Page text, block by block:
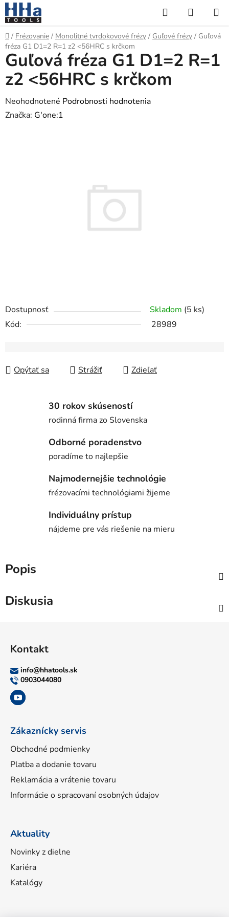
Prejsť
na
obsah
Hľadať
KOŠÍK
Domov
/ Frézovanie / Monolitné tvrdokovové frézy / Guľové frézy / Guľová
fréza G1 D1=2 R=1 z2 <56HRC s krčkom
Dostupnosť Skladom (5 ks)
Kód:
28989
Opýtať sa Strážiť Zdieľať
Guľová fréza G1 D1=2 R=1
z2 <56HRC s krčkom
Priemerné
hodnotenie
Neohodnotené Podrobnosti hodnotenia
Značka: G'one:1
30 rokov skúseností
rodinná firma zo Slovenska
Odborné poradenstvo
poradíme to najlepšie
Najmodernejšie technológie
frézovacími technológiami žijeme
Individuálny prístup
nájdeme pre vás riešenie na mieru
Popis
Diskusia
Kontakt
info@hhatools.sk
0903044080
Zákaznícky servis
Obchodné podmienky
Platba a dodanie tovaru
Reklamácia a vrátenie tovaru
Informácie o spracovaní osobných údajov
Aktuality
Novinky z dielne
Kariéra
Katalógy